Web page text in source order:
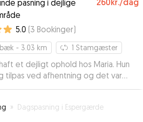
pasning i dejlige
260kr./dag
5.0 (3 Bookinger)
- 3.03 km 1 Stamgæster
et dejligt ophold hos Maria. Hun
tilpas ved afhentning og det var
informeret undervejs, hvordan
» Dagspasning i Espergærde